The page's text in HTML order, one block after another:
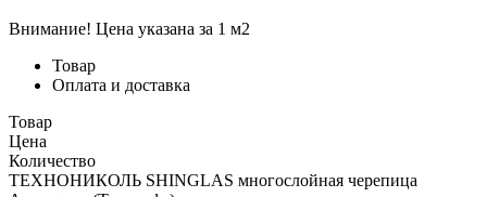
Внимание! Цена указана за 1 м2
Товар
Оплата и доставка
Товар
Цена
Количество
ТЕХНОНИКОЛЬ SHINGLAS многослойная черепица